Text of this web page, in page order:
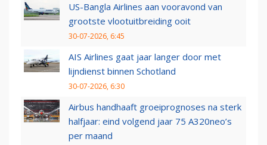
US-Bangla Airlines aan vooravond van
grootste vlootuitbreiding ooit
30-07-2026, 6:45
AIS Airlines gaat jaar langer door met
lijndienst binnen Schotland
30-07-2026, 6:30
Airbus handhaaft groeiprognoses na sterk
halfjaar: eind volgend jaar 75 A320neo’s
per maand